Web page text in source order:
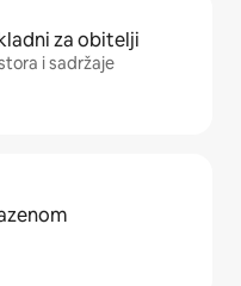
za obitelji
i sadržaje